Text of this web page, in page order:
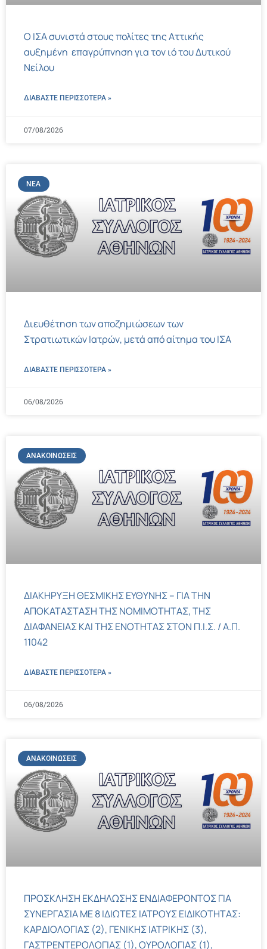
Ο ΙΣΑ συνιστά στους πολίτες της Αττικής
αυξημένη επαγρύπνηση για τον ιό του Δυτικού
Νείλου
ΔΙΑΒΑΣΤΕ ΠΕΡΙΣΣΌΤΕΡΑ »
07/08/2026
ΝΈΑ
Διευθέτηση των αποζημιώσεων των
Στρατιωτικών Ιατρών, μετά από αίτημα του ΙΣΑ
ΔΙΑΒΑΣΤΕ ΠΕΡΙΣΣΌΤΕΡΑ »
06/08/2026
ΑΝΑΚΟΙΝΏΣΕΙΣ
ΔΙΑΚΗΡΥΞΗ ΘΕΣΜΙΚΗΣ ΕΥΘΥΝΗΣ – ΓΙΑ ΤΗΝ
ΑΠΟΚΑΤΑΣΤΑΣΗ ΤΗΣ ΝΟΜΙΜΟΤΗΤΑΣ, ΤΗΣ
ΔΙΑΦΑΝΕΙΑΣ ΚΑΙ ΤΗΣ ΕΝΟΤΗΤΑΣ ΣΤΟΝ Π.Ι.Σ. / Α.Π.
11042
ΔΙΑΒΑΣΤΕ ΠΕΡΙΣΣΌΤΕΡΑ »
06/08/2026
ΑΝΑΚΟΙΝΏΣΕΙΣ
ΠΡΟΣΚΛΗΣΗ ΕΚΔΗΛΩΣΗΣ ΕΝΔΙΑΦΕΡΟΝΤΟΣ ΓΙΑ
ΣΥΝΕΡΓΑΣΙΑ ΜΕ 8 ΙΔΙΩΤΕΣ ΙΑΤΡΟΥΣ ΕΙΔΙΚΟΤΗΤΑΣ:
ΚΑΡΔΙΟΛΟΓΙΑΣ (2), ΓΕΝΙΚΗΣ ΙΑΤΡΙΚΗΣ (3),
ΓΑΣΤΡΕΝΤΕΡΟΛΟΓΙΑΣ (1), ΟΥΡΟΛΟΓΙΑΣ (1),